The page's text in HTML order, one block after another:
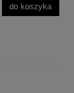
do koszyka